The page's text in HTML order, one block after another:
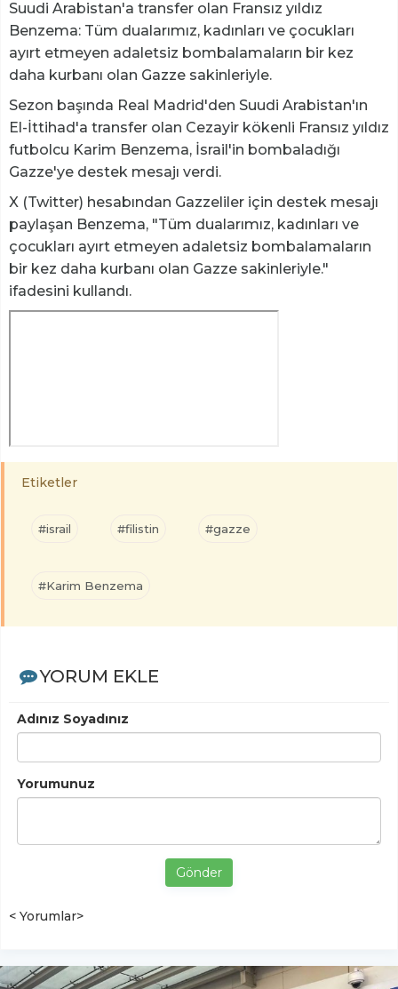
Suudi Arabistan'a transfer olan Fransız yıldız
Benzema: Tüm dualarımız, kadınları ve çocukları
ayırt etmeyen adaletsiz bombalamaların bir kez
daha kurbanı olan Gazze sakinleriyle.
Sezon başında Real Madrid'den Suudi Arabistan'ın
El-İttihad'a transfer olan Cezayir kökenli Fransız yıldız
futbolcu Karim Benzema, İsrail'in bombaladığı
Gazze'ye destek mesajı verdi.
X (Twitter) hesabından Gazzeliler için destek mesajı
paylaşan Benzema, "Tüm dualarımız, kadınları ve
çocukları ayırt etmeyen adaletsiz bombalamaların
bir kez daha kurbanı olan Gazze sakinleriyle."
ifadesini kullandı.
Etiketler
#israil #filistin #gazze
#Karim Benzema
YORUM EKLE
Adınız Soyadınız
Yorumunuz
Gönder
< Yorumlar>